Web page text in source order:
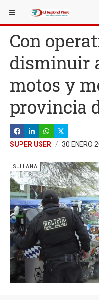
ESTÁ AQUÍ: LOCALES
Con
disminuir
motos y
provincia
SUPER USER 30 ENERO
SULLANA